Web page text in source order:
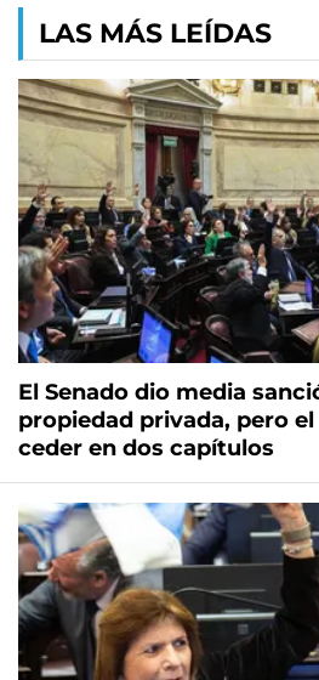
LAS MÁS LEÍDAS
El Senado dio media
propiedad privada, pero
ceder en dos capítulos